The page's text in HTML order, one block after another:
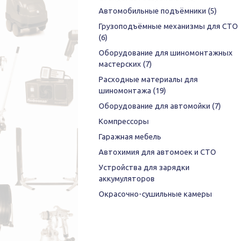
Автомобильные подъёмники (5)
Грузоподъёмные механизмы для СТО
(6)
Оборудование для шиномонтажных
мастерских (7)
Расходные материалы для
шиномонтажа (19)
Оборудование для автомойки (7)
Компрессоры
Гаражная мебель
Автохимия для автомоек и СТО
Устройства для зарядки
аккумуляторов
Окрасочно-сушильные камеры